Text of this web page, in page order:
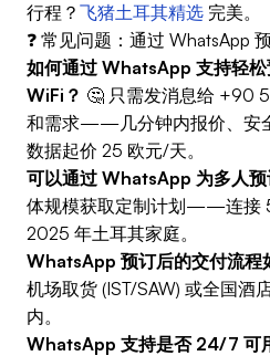
行程？ 飞猪土耳其精选 完美。
❓ 常见问题：通过 WhatsApp
如何通过 WhatsApp 支持轻
WiFi？ 🤔 只需发消息给 +90
和需求——几分钟内报价、安
数据起价 25 欧元/天。
可以通过 WhatsApp 为多人预
体规模获取定制计划——连接
2025 年土耳其家庭。
WhatsApp 预订后的交付流程
机场取货 (IST/SAW) 或全国酒
内。
WhatsApp 支持是否 24/7 可